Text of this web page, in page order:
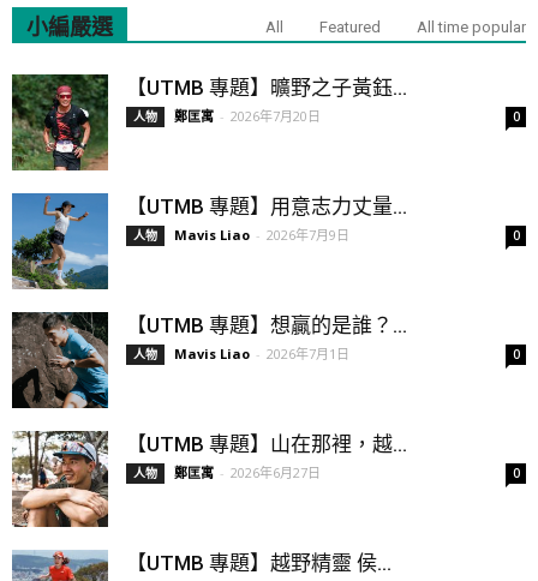
小編嚴選 All Featured All time popular
【UTMB 專題】曠野之子黃鈺...
人物 鄭匡寓 - 2026年7月20日 0
【UTMB 專題】用意志力丈量...
人物 Mavis Liao - 2026年7月9日 0
【UTMB 專題】想贏的是誰？...
人物 Mavis Liao - 2026年7月1日 0
【UTMB 專題】山在那裡，越...
人物 鄭匡寓 - 2026年6月27日 0
【UTMB 專題】越野精靈 侯...